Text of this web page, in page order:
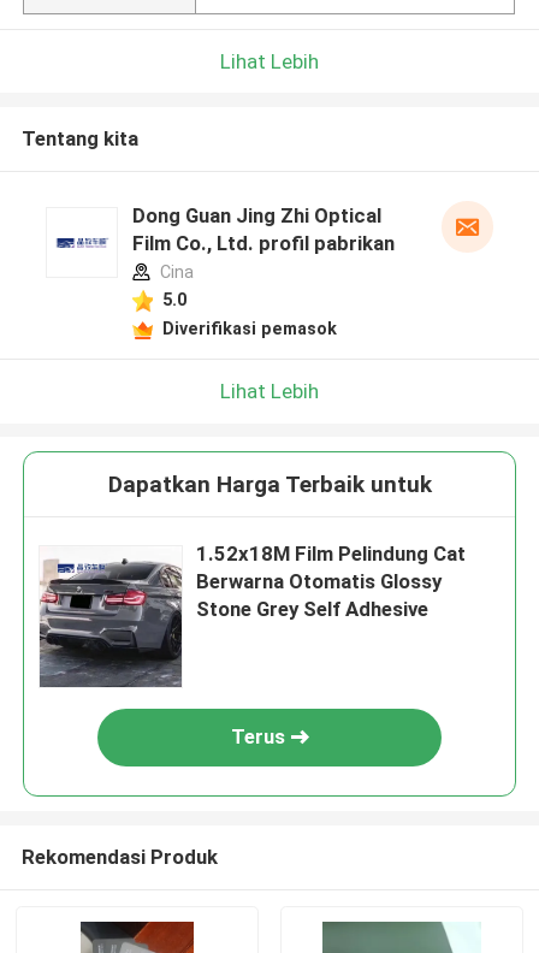
Lihat Lebih
Tentang kita
Dong Guan Jing Zhi Optical
Film Co., Ltd. profil pabrikan
Cina
5.0
Diverifikasi pemasok
Lihat Lebih
Dapatkan Harga Terbaik untuk
1.52x18M Film Pelindung Cat
Berwarna Otomatis Glossy
Stone Grey Self Adhesive
Terus
Rekomendasi Produk